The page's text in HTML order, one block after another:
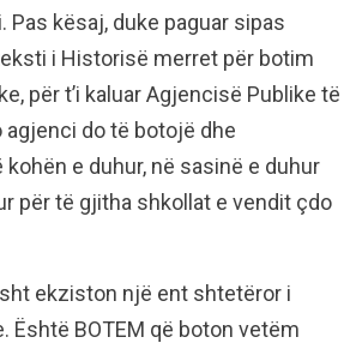
Pas kësaj, duke paguar sipas
i Historisë merret për botim
për t’i kaluar Agjencisë Publike të
agjenci do të botojë dhe
e duhur, në sasinë e duhur
për të gjitha shkollat e vendit çdo
ekziston një ent shtetëror i
Është BOTEM që boton vetëm